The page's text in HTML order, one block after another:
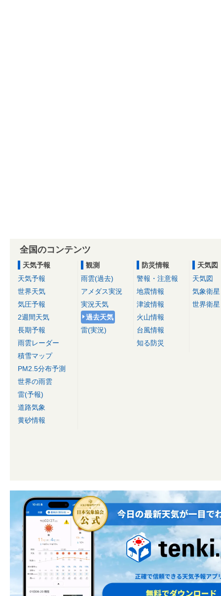
全国のコンテンツ
天気予報
天気予報
世界天気
気圧予報
2週間天気
長期予報
雨雲レーダー
積雪マップ
PM2.5分布予測
世界の雨雲
雷(予報)
道路気象
黄砂情報
観測
雨雲(過去)
アメダス実況
実況天気
過去天気
雷(実況)
防災情報
警報・注意報
地震情報
津波情報
火山情報
台風情報
知る防災
天気図
天気図
気象衛星
世界衛星